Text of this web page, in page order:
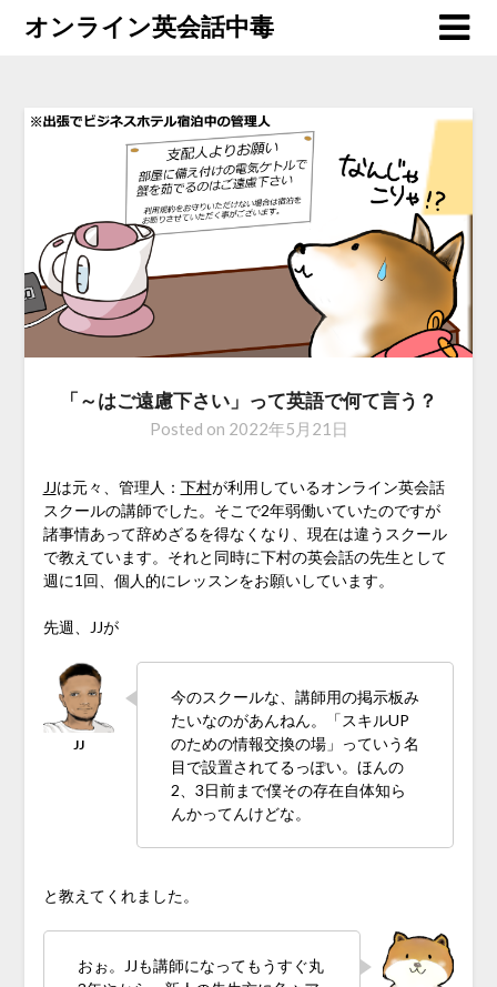
オンライン英会話中毒
「～はご遠慮下さい」って英語で何て言う？
Posted on 2022年5月21日
JJは元々、管理人： 下村が利用しているオンライン英会話
スクールの講師でした。そこで2年弱働いていたのですが
諸事情あって辞めざるを得なくなり、現在は違うスクール
で教えています。それと同時に下村の英会話の先生として
週に1回、個人的にレッスンをお願いしています。
先週、JJが
今のスクールな、講師用の掲示板み
たいなのがあんねん。「スキルUP
のための情報交換の場」っていう名
目で設置されてるっぽい。ほんの
2、3日前まで僕その存在自体知ら
んかってんけどな。
と教えてくれました。
おぉ。JJも講師になってもうすぐ丸